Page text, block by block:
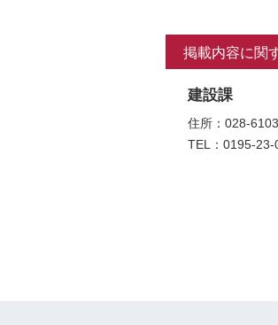
掲載内容に関
建設課
住所：028-
TEL：0195-23-